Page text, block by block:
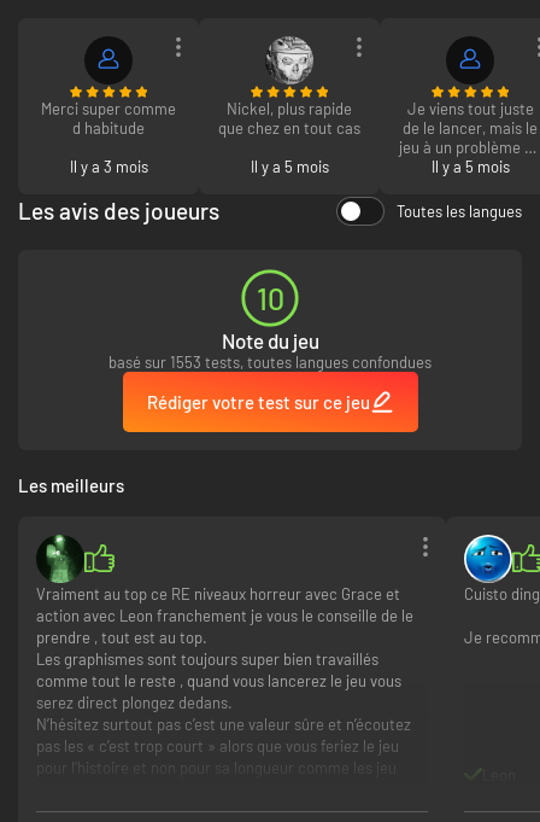
Merci super comme
d habitude
Il y a 3 mois
Nickel, plus rapide
que chez en tout cas
Il y a 5 mois
Je viens tout juste
de le lancer, mais le
jeu à un problème de
son au niveau voix
Il y a 5 mois
Les avis des joueurs Toutes les langues
10
Note du jeu
basé sur 1553 tests, toutes langues confondues
Rédiger votre test sur ce jeu
Les meilleurs
Vraiment au top ce RE niveaux horreur avec Grace et
action avec Leon franchement je vous le conseille de le
prendre , tout est au top.
Les graphismes sont toujours super bien travaillés
comme tout le reste , quand vous lancerez le jeu vous
serez direct plongez dedans.
N’hésitez surtout pas c’est une valeur sûre et n’écoutez
pas les « c’est trop court » alors que vous feriez le jeu
pour l’histoire et non pour sa longueur comme les jeu
Resident Evil n’a jamais été aussi long.
Cuisto
Je